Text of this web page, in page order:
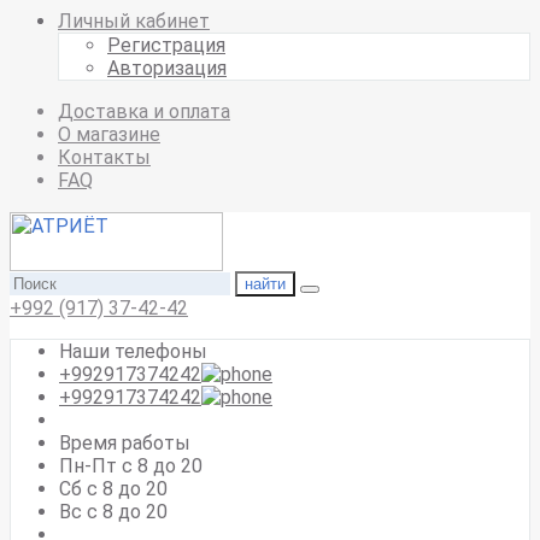
Личный кабинет
Регистрация
Авторизация
Доставка и оплата
О магазине
Контакты
FAQ
найти
+992 (917) 37-42-42
Наши телефоны
+992917374242
+992917374242
Время работы
Пн-Пт с 8 до 20
Сб с 8 до 20
Вс c 8 до 20